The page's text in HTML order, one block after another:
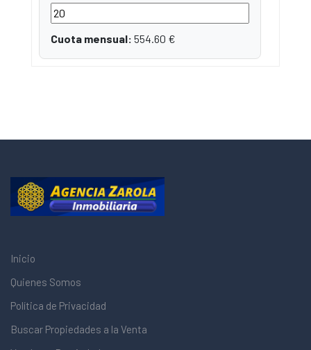
Cuota mensual: 554.60 €
Inicio
Quienes Somos
Política de Privacidad
Buscar Propiedades a la Venta